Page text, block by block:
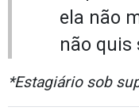
ela não
não quis
*Estagiário sob